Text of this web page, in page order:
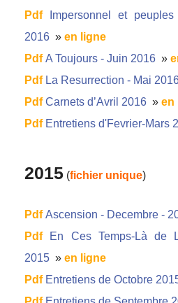
Pdf
Impersonnel et
2016 » en ligne
PdfA Toujours - Juin 2016 »
Pdf La Resurrection - Mai
PdfCarnets d’Avril 2016 » en
Pdf Entretiens d'Fevrier-Mars
2015 (fichier unique)
PdfAscension - Decembre -
Pdf
En Ces Temps-Là de
2015 » en ligne
Pdf Entretiens de Octobre